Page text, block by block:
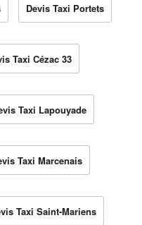
Devis Taxi Portets
Taxi Cézac 33
Taxi Lapouyade
Taxi Marcenais
Taxi Saint-Mariens